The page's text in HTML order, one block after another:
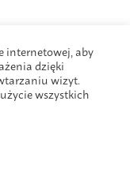
internetowej, aby
dzięki
wizyt.
wszystkich